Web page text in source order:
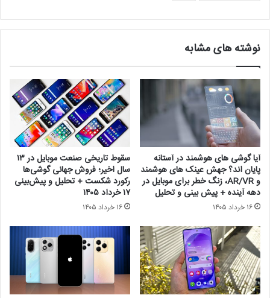
نوشته های مشابه
آیا گوشی های هوشمند در آستانه
پایان اند؟ جهش عینک های هوشمند
و AR/VR، زنگ خطر برای موبایل در
دهه آینده + پیش بینی و تحلیل
۱۶ خرداد ۱۴۰۵
سقوط تاریخی صنعت موبایل در ۱۳
سال اخیر؛ فروش جهانی گوشی‌ها
رکورد شکست + تحلیل و پیش‌بینی
۱۷ خرداد ۱۴۰۵
۱۶ خرداد ۱۴۰۵